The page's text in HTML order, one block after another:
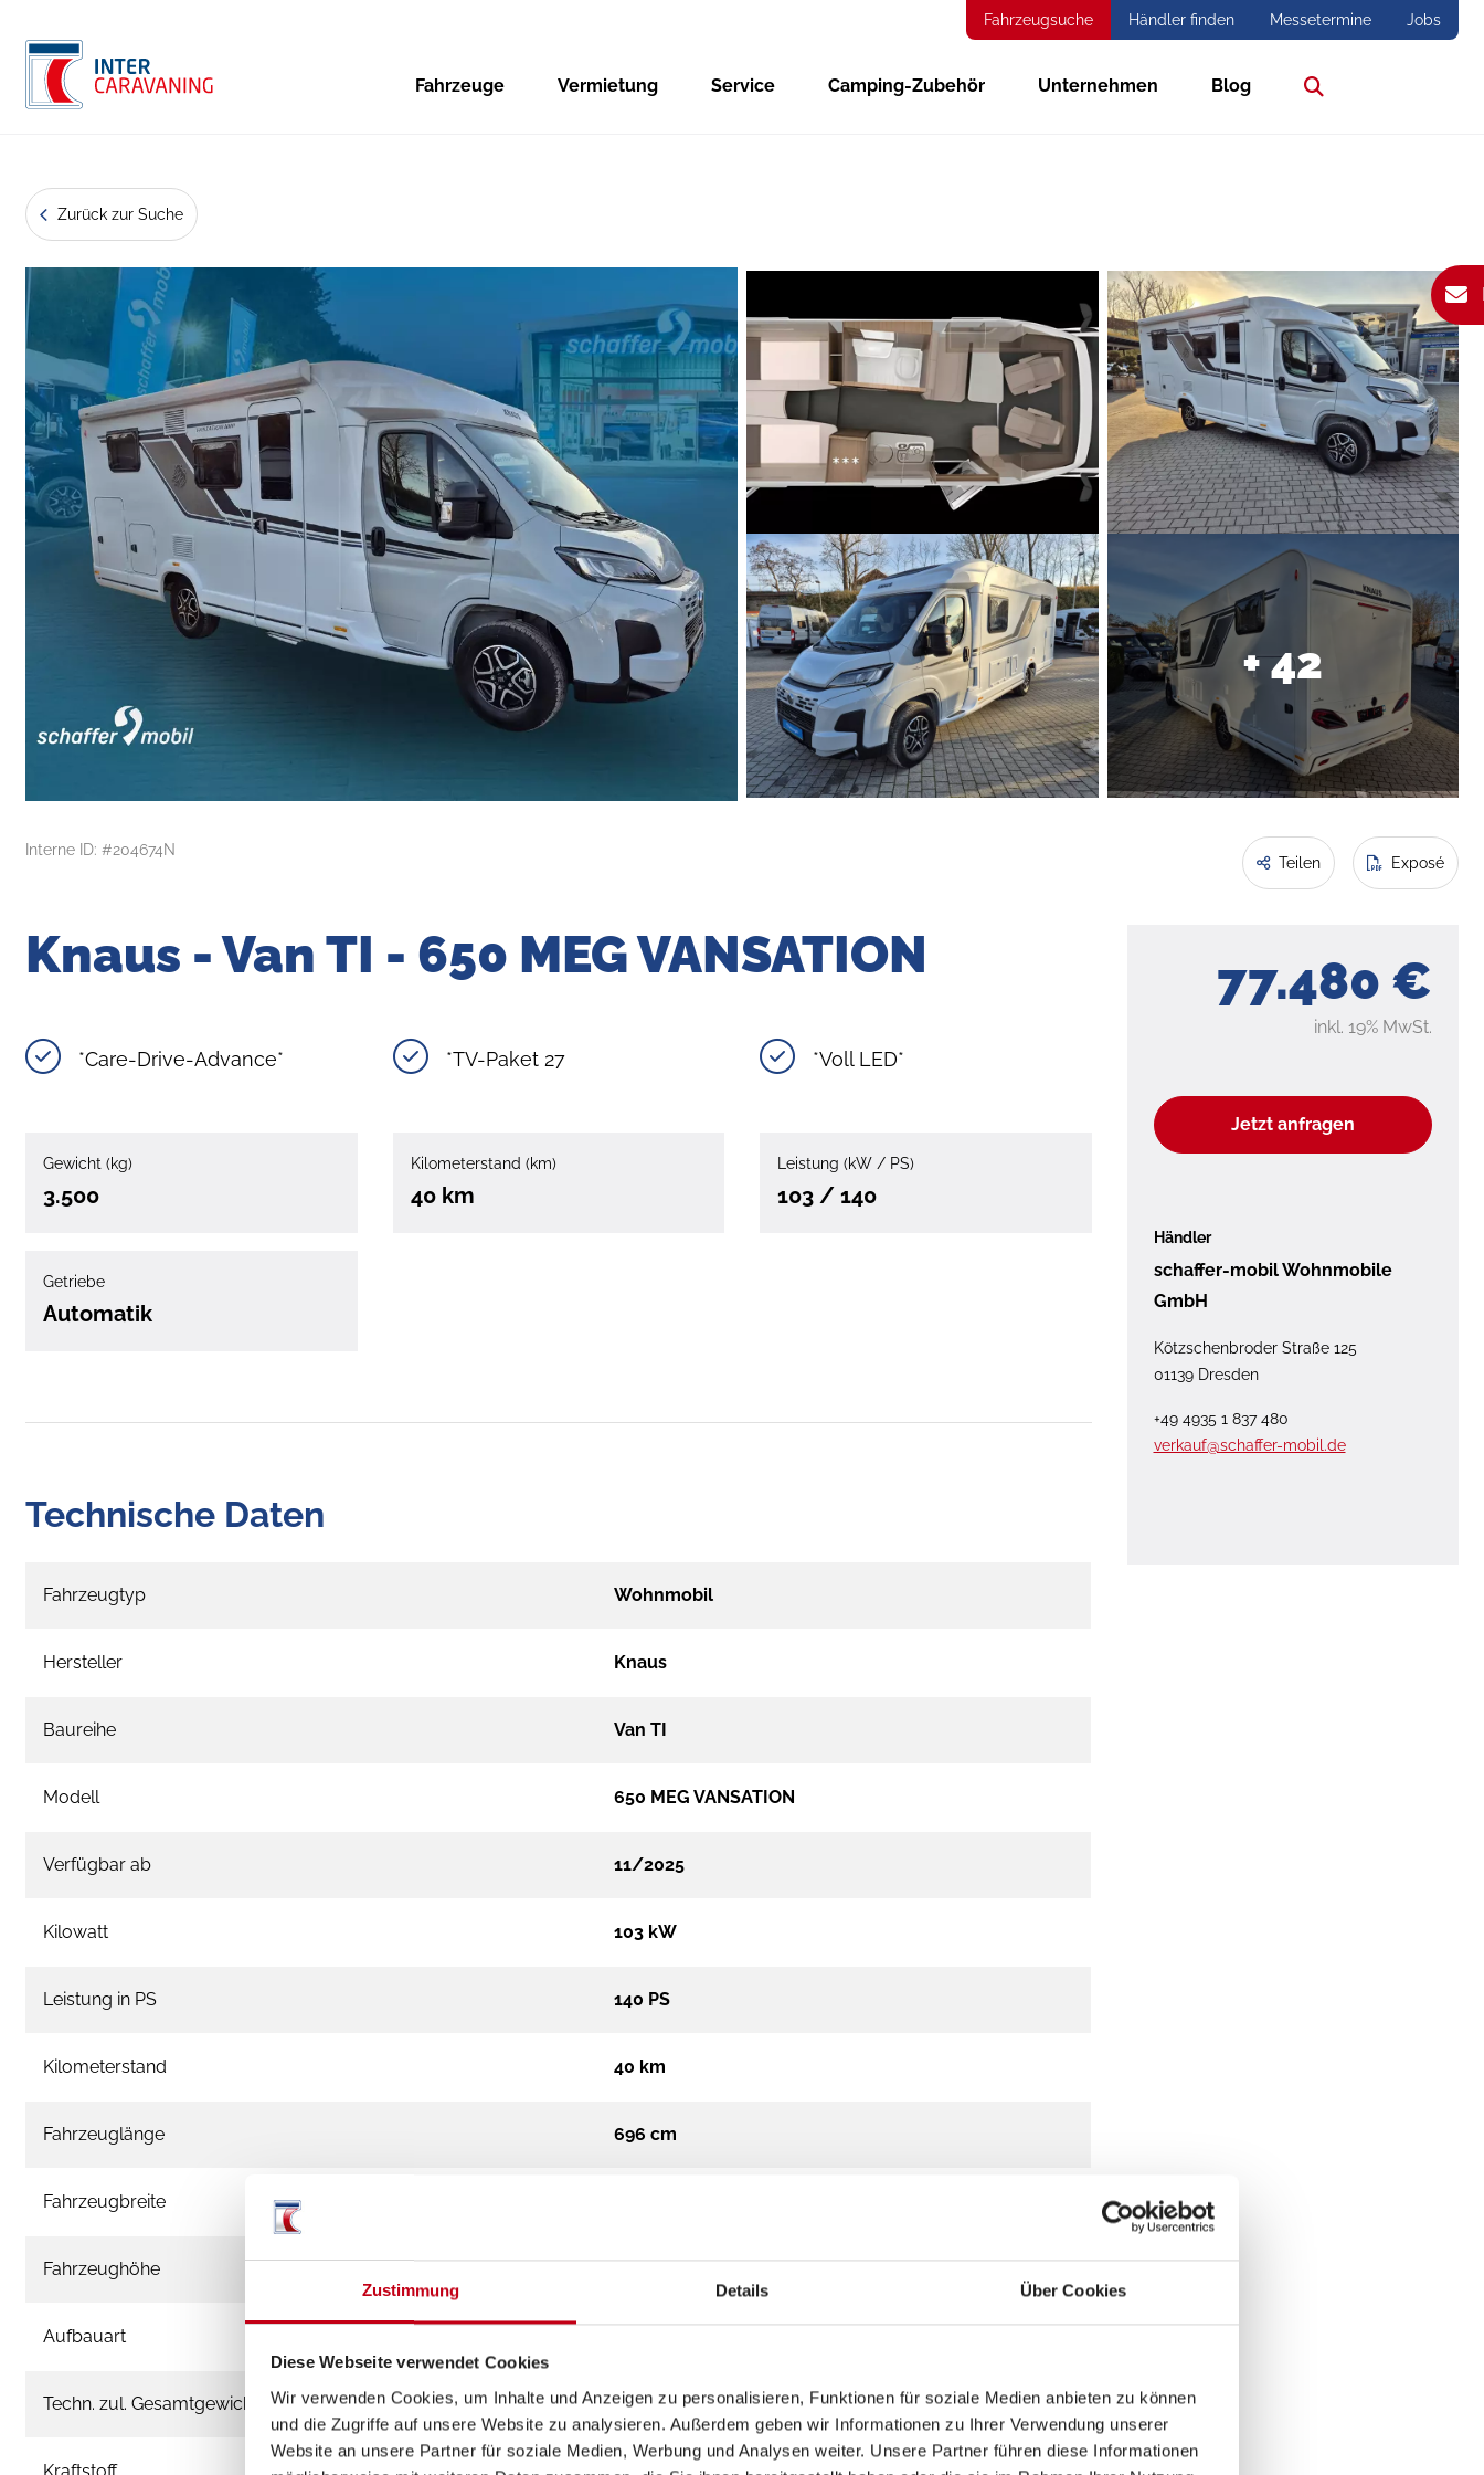
Zustimmung Details Über Cookies
Diese Webseite verwendet Cookies
Wir verwenden Cookies, um Inhalte und Anzeigen zu personalisieren, Funktionen für soziale Medien anbieten zu können
und die Zugriffe auf unsere Website zu analysieren. Außerdem geben wir Informationen zu Ihrer Verwendung unserer
Website an unsere Partner für soziale Medien, Werbung und Analysen weiter. Unsere Partner führen diese Informationen
Fahrzeugsuche Händler finden Messetermine Jobs
Fahrzeuge Vermietung Service Camping-Zubehör Unternehmen Blog
Zurück zur Suche
+ 42
Interne ID: #204674N
Teilen Exposé
77.480 €
inkl. 19% MwSt.
Jetzt anfragen
Händler
schaffer-mobil Wohnmobile
GmbH
Kötzschenbroder Straße 125
01139 Dresden
+49 4935 1 837 480
verkauf@schaffer-mobil.de
Knaus - Van TI - 650 MEG VANSATION
*Care-Drive-Advance* *TV-Paket 27 *Voll LED*
Gewicht (kg)
3.500
Kilometerstand (km)
40 km
Leistung (kW / PS)
103 / 140
Getriebe
Automatik
Technische Daten
Fahrzeugtyp Wohnmobil
Hersteller Knaus
Baureihe Van TI
Modell 650 MEG VANSATION
Verfügbar ab 11/2025
Kilowatt 103 kW
Leistung in PS 140 PS
Kilometerstand 40 km
Fahrzeuglänge 696 cm
Fahrzeugbreite
Fahrzeughöhe
Aufbauart
Techn. zul. Gesamtgewicht 3.500 kg